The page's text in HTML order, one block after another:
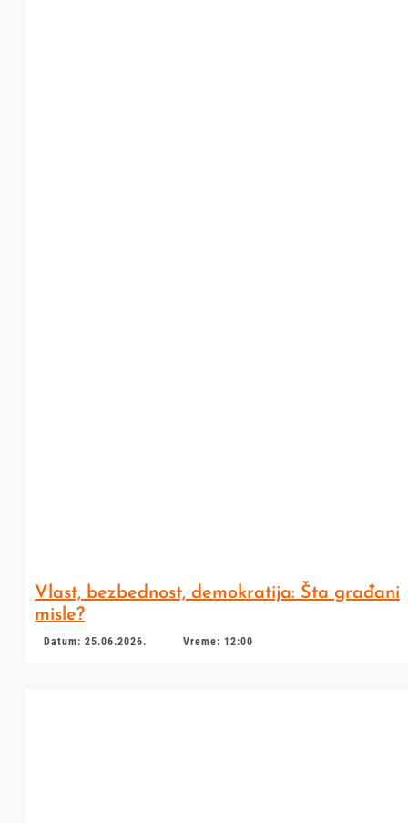
Vlast, bezbednost, demokratija: Šta građani
misle?
Datum: 25.06.2026. Vreme: 12:00